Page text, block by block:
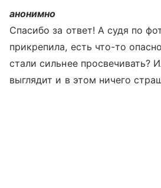
анонимно
Спасибо за ответ! А судя по
прикрепила, есть что-то
стали сильнее просвечивать?
выглядит и в этом ничего